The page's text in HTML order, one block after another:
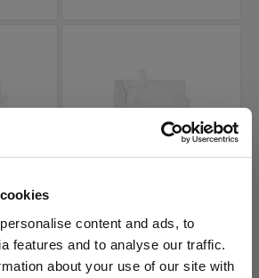
content and ads, to
features and to analyse our traffic.
about your use of our site with
Diffuser kit for RFi
Softbox 2x2'